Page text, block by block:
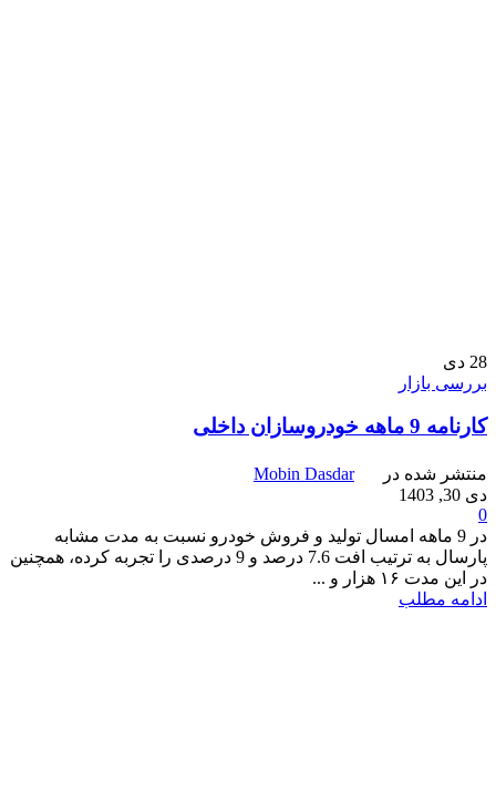
28 دی
بررسی بازار
کارنامه 9 ماهه خودروسازان داخلی
منتشر شده در
Mobin Dasdar
دی 30, 1403
0
در 9 ماهه امسال تولید و فروش خودرو نسبت به مدت مشابه
پارسال به ترتیب افت 7.6 درصد و 9 درصدی را تجربه کرده، همچنین
در این مدت ۱۶ هزار و ...
ادامه مطلب